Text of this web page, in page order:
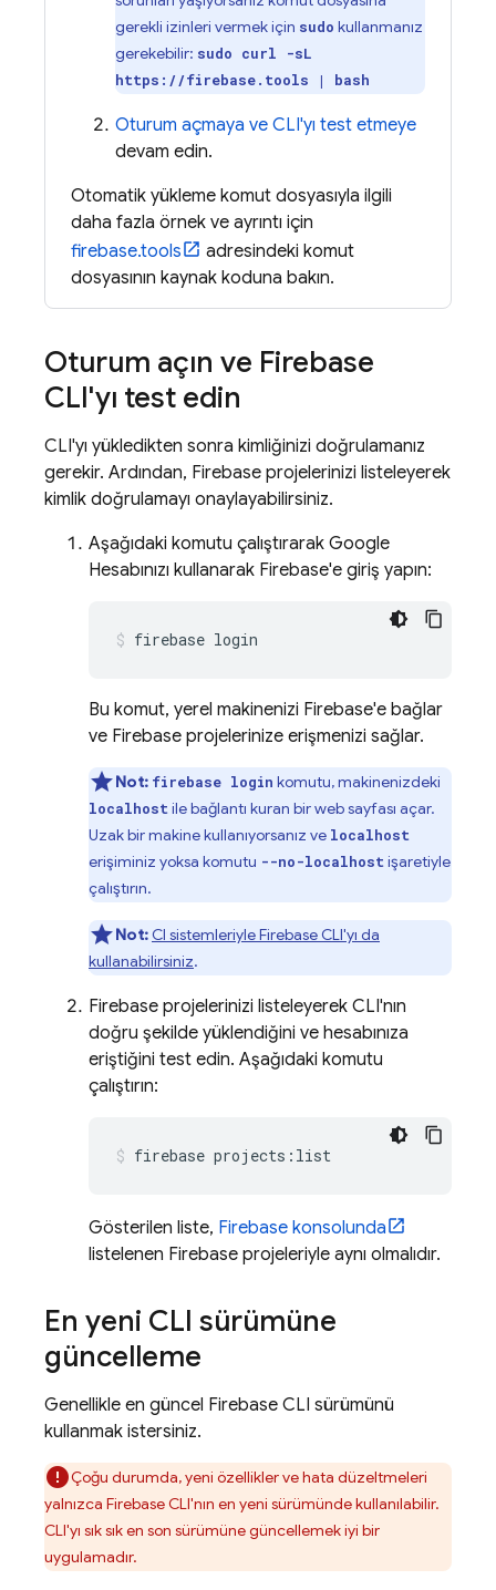
gerekli izinleri vermek için sudo kullanmanız
gerekebilir: sudo curl -sL
https://firebase.tools | bash
Oturum açmaya ve CLI'yı test etmeye
devam edin.
Otomatik yükleme komut dosyasıyla ilgili
daha fazla örnek ve ayrıntı için
firebase.tools
adresindeki komut
dosyasının kaynak koduna bakın.
Oturum açın ve Firebase
CLI'yı test edin
CLI'yı yükledikten sonra kimliğinizi doğrulamanız
gerekir. Ardından, Firebase projelerinizi listeleyerek
kimlik doğrulamayı onaylayabilirsiniz.
Aşağıdaki komutu çalıştırarak Google
Hesabınızı kullanarak Firebase'e giriş yapın:
firebase login
Bu komut, yerel makinenizi Firebase'e bağlar
ve Firebase projelerinize erişmenizi sağlar.
Not: firebase login komutu, makinenizdeki
localhost ile bağlantı kuran bir web sayfası açar.
Uzak bir makine kullanıyorsanız ve localhost
erişiminiz yoksa komutu --no-localhost işaretiyle
çalıştırın.
Not: CI sistemleriyleFirebase CLI'yı da
kullanabilirsiniz.
Firebase projelerinizi listeleyerek CLI'nın
doğru şekilde yüklendiğini ve hesabınıza
eriştiğini test edin. Aşağıdaki komutu
çalıştırın:
firebase projects:list
Gösterilen liste, Firebase konsolunda
listelenen Firebase projeleriyle aynı olmalıdır.
En yeni CLI sürümüne
güncelleme
Genellikle en güncel Firebase CLI sürümünü
kullanmak istersiniz.
Çoğu durumda, yeni özellikler ve hata düzeltmeleri
yalnızca FirebaseCLI'nın en yeni sürümünde kullanılabilir.
CLI'yı sık sık en son sürümüne güncellemek iyi bir
uygulamadır.